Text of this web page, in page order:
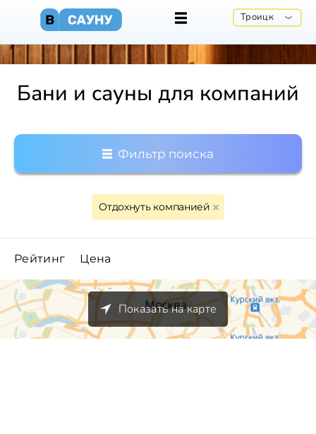
Троицк
Бани и сауны для компаний
Фильтр поиска
Отдохнуть компанией
Рейтинг Цена
Показать на карте